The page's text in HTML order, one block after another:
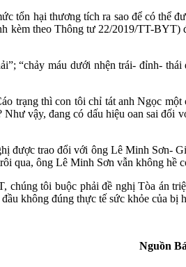
tổn hại thương tích ra sao để có thể
kèm theo Thông tư 22/2019/TT-BYT)
“chảy máu dưới nhện trái- đỉnh- thái
trạng thì con tôi chỉ tát anh Ngọc một
vậy, đang có dấu hiệu oan sai đối
được trao đổi với ông Lê Minh Sơn-
qua, ông Lê Minh Sơn vẫn không hề
tôi buộc phải đề nghị Tòa án
không đúng thực tế sức khỏe của bị
Nguồn